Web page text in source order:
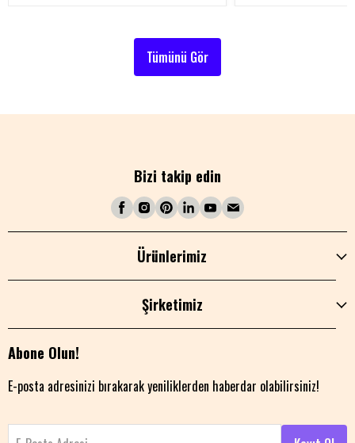
Tümünü Gör
Bizi takip edin
Ürünlerimiz
Şirketimiz
Abone Olun!
E-posta adresinizi bırakarak yeniliklerden haberdar olabilirsiniz!